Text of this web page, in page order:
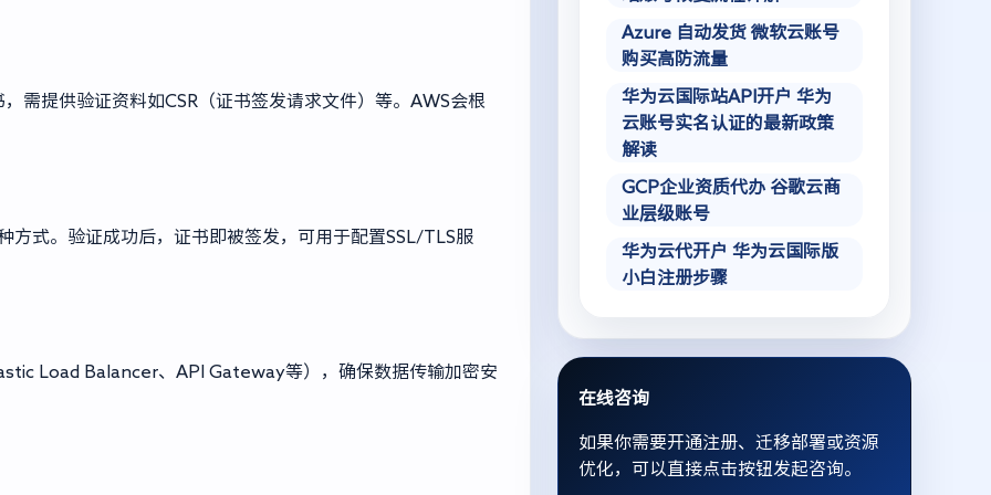
需提供验证资料如CSR（证书签发请求文件）等。AWS会根
方式。验证成功后，证书即被签发，可用于配置SSL/TLS服
Load Balancer、API Gateway等），确保数据传输加密安
Azure 自动发货 微软云账号
购买高防流量
华为云国际站API开户 华为
云账号实名认证的最新政策
解读
GCP企业资质代办 谷歌云商
业层级账号
华为云代开户 华为云国际版
小白注册步骤
在线咨询
如果你需要开通注册、迁移部署或资源
优化，可以直接点击按钮发起咨询。